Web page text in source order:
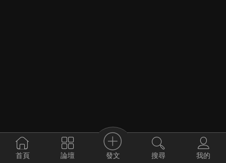
首頁 論壇 發文 搜尋 我的